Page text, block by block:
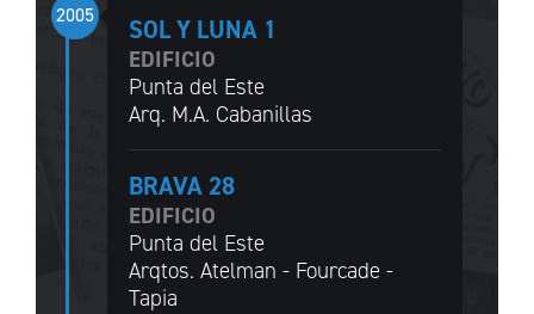
2005 SOL Y LUNA 1
EDIFICIO
Punta del Este
Arq. M.A. Cabanillas
BRAVA 28
EDIFICIO
Punta del Este
Arqtos. Atelman - Fourcade -
Tapia